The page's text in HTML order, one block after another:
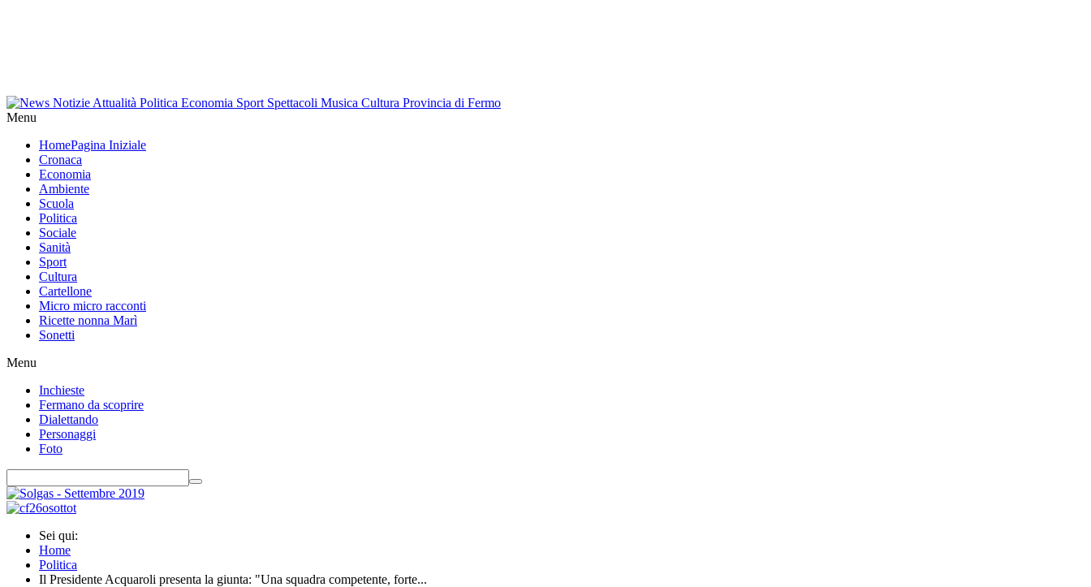
Menu
HomePagina Iniziale
Cronaca
Economia
Ambiente
Scuola
Politica
Sociale
Sanità
Sport
Cultura
Cartellone
Micro micro racconti
Ricette nonna Marì
Sonetti
Menu
Inchieste
Fermano da scoprire
Dialettando
Personaggi
Foto
Sei qui:
Home
Politica
Il Presidente Acquaroli presenta la giunta: "Una squadra competente, forte...